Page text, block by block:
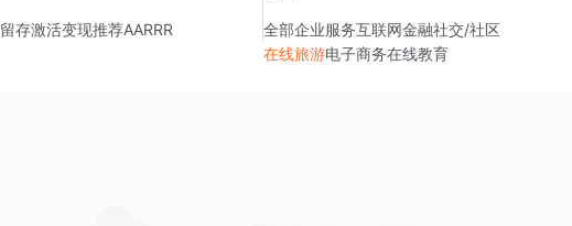
留存激活变现推荐AARRR 全部企业服务互联网金融社交/社区
在线旅游电子商务在线教育